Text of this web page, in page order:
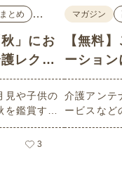
とめ …
」にお
レク素
見や子供の
鑑賞する
イベントが
アンテナ
齢者向け
3
マガジン
【無料
ーション
高齢者向
介護アンテ
ービスなど
る高齢者向
います。